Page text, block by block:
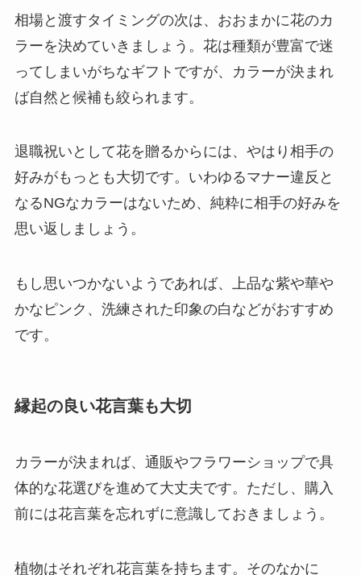
相場と渡すタイミングの次は、 おおまかに花のカ
ラーを決めていきましょう 。花は種類が豊富で迷
ってしまいがちなギフトですが、カラーが決まれ
ば自然と候補も絞られます。
退職祝いとして花を贈るからには、やはり相手の
好みがもっとも大切です。いわゆるマナー違反と
なるNGなカラーはないため、純粋に相手の好みを
思い返しましょう。
もし思いつかないようであれば、上品な紫や華や
かなピンク、洗練された印象の白などがおすすめ
です。
縁起の良い花言葉も大切
カラーが決まれば、通販やフラワーショップで具
体的な花選びを進めて大丈夫です。ただし、 購入
前には花言葉を忘れずに意識しておきましょう 。
植物はそれぞれ花言葉を持ちます。そのなかに